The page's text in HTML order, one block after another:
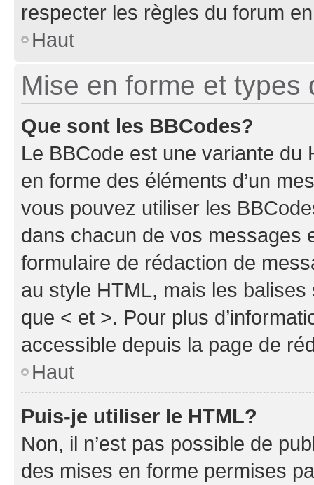
respecter les règles du forum
Haut
Mise en forme et types
Que sont les BBCodes?
Le BBCode est une variante du
en forme des éléments d’un
vous pouvez utiliser les
dans chacun de vos messages
formulaire de rédaction de
au style HTML, mais les
que < et >. Pour plus
accessible depuis la page de
Haut
Puis-je utiliser le HTML?
Non, il n’est pas possible de
des mises en forme permises